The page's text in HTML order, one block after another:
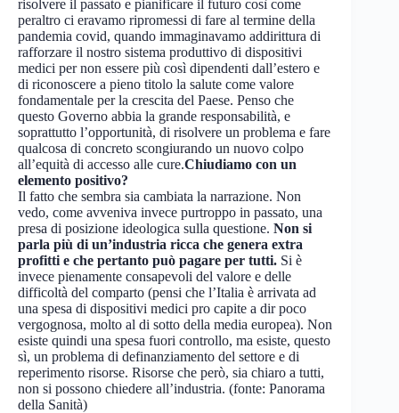
risolvere il passato e pianificare il futuro così come
peraltro ci eravamo ripromessi di fare al termine della
pandemia covid, quando immaginavamo addirittura di
rafforzare il nostro sistema produttivo di dispositivi
medici per non essere più così dipendenti dall’estero e
di riconoscere a pieno titolo la salute come valore
fondamentale per la crescita del Paese. Penso che
questo Governo abbia la grande responsabilità, e
soprattutto l’opportunità, di risolvere un problema e fare
qualcosa di concreto scongiurando un nuovo colpo
all’equità di accesso alle cure.Chiudiamo con un
elemento positivo?
Il fatto che sembra sia cambiata la narrazione. Non
vedo, come avveniva invece purtroppo in passato, una
presa di posizione ideologica sulla questione. Non si
parla più di un’industria ricca che genera extra
profitti e che pertanto può pagare per tutti. Si è
invece pienamente consapevoli del valore e delle
difficoltà del comparto (pensi che l’Italia è arrivata ad
una spesa di dispositivi medici pro capite a dir poco
vergognosa, molto al di sotto della media europea). Non
esiste quindi una spesa fuori controllo, ma esiste, questo
sì, un problema di definanziamento del settore e di
reperimento risorse. Risorse che però, sia chiaro a tutti,
non si possono chiedere all’industria. (fonte: Panorama
della Sanità)